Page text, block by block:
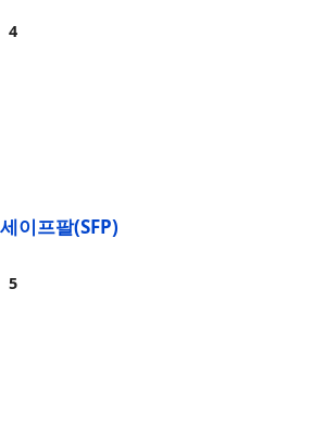
세이프팔(SFP)